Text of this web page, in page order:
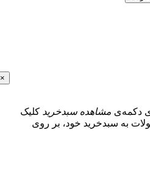
مشاهده سبدخریدکلیک
سبدخرید خود، بر روی